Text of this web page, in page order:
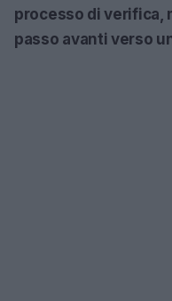
processo di verifica,
passo avanti verso